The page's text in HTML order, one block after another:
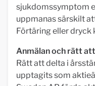
sjukdomssymptom
uppmanas särskilt
Förtäring eller dryck
Anmälan och rätt
Rätt att delta i
upptagits som